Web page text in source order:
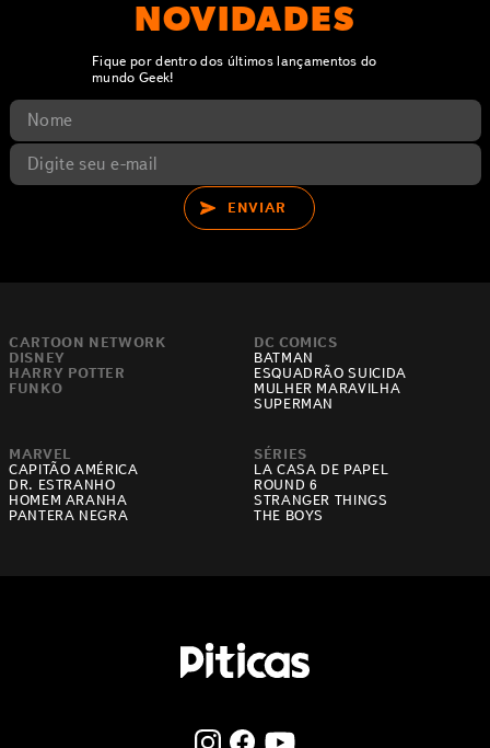
NOVIDADES
Fique por dentro dos últimos lançamentos do
mundo Geek!
ENVIAR
CARTOON NETWORK
DISNEY
HARRY POTTER
FUNKO
DC COMICS
BATMAN
ESQUADRÃO SUICIDA
MULHER MARAVILHA
SUPERMAN
MARVEL
CAPITÃO AMÉRICA
DR. ESTRANHO
HOMEM ARANHA
PANTERA NEGRA
SÉRIES
LA CASA DE PAPEL
ROUND 6
STRANGER THINGS
THE BOYS